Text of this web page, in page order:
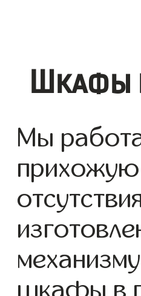
Шкафы
Мы
прихожую
шкафы в